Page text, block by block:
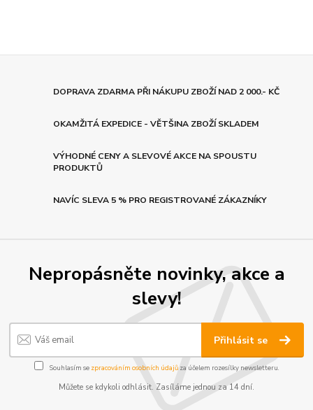
DOPRAVA ZDARMA PŘI NÁKUPU ZBOŽÍ NAD 2 000.- KČ
OKAMŽITÁ EXPEDICE - VĚTŠINA ZBOŽÍ SKLADEM
VÝHODNÉ CENY A SLEVOVÉ AKCE NA SPOUSTU
PRODUKTŮ
NAVÍC SLEVA 5 % PRO REGISTROVANÉ ZÁKAZNÍKY
Nepropásněte novinky, akce a
slevy!
Přihlásit se
Souhlasím se zpracováním osobních údajůza účelem rozesílky newsletteru.
Můžete se kdykoli odhlásit. Zasíláme jednou za 14 dní.